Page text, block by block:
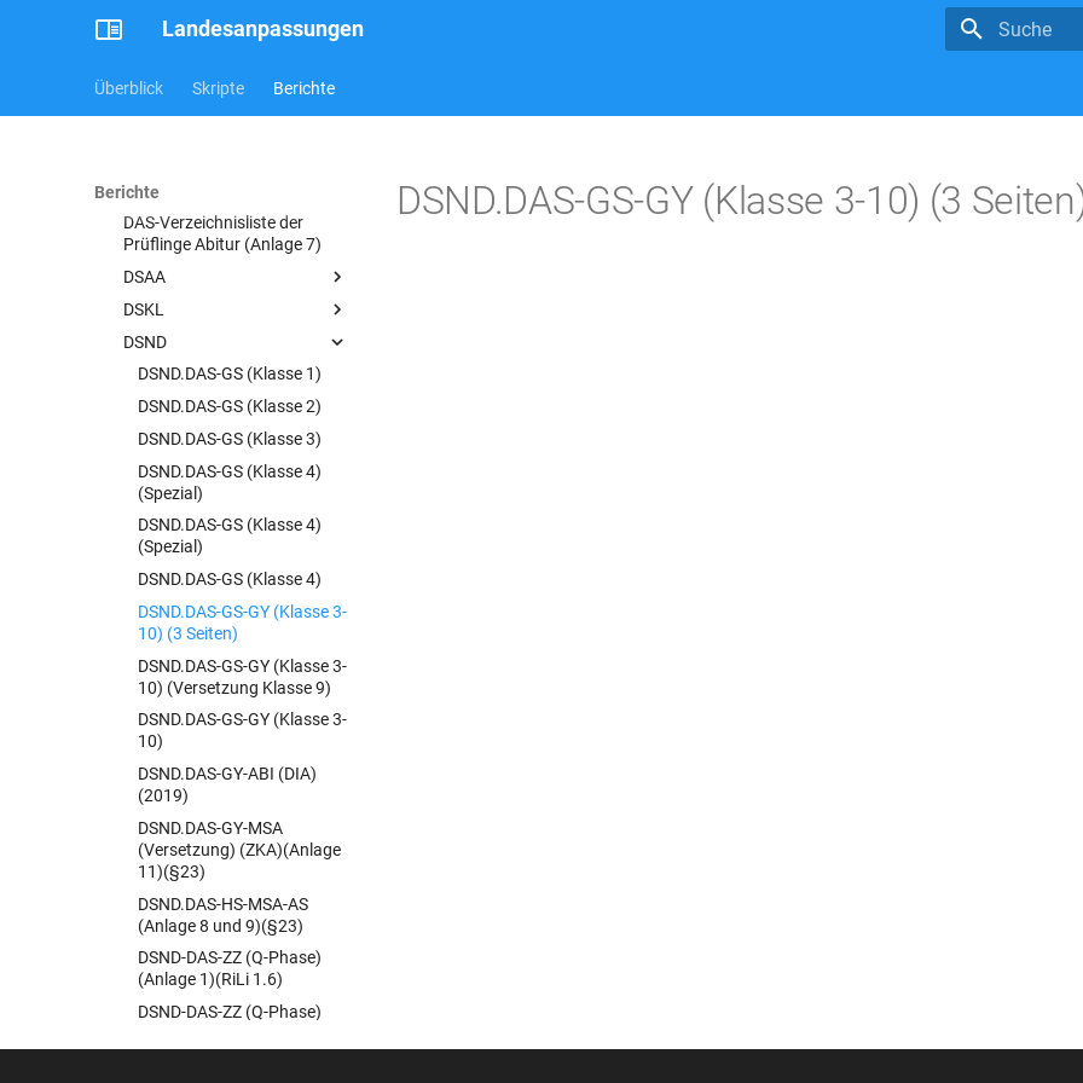
Landesanpassungen
Überblick Skripte Berichte
Berichte
DAS-Zeugnis Gymnasium -
Mittlerer Schulabschluss
DAS-Verzeichnis der Prüflinge
(§ 14 Absatz (5) DIA-PO)
7)_Fachkuerzel
DAS-Verzeichnisliste der
Prüflinge Abitur (Anlage 7)
DSAA
DSAA.DAS-JZ-GS
DSAA.DAS-JZ-GS
DSAA.DAS-SekI+II-JZ
DSKL
DSKL.DAS-JZ (3-12)(2018)
DSKL.DAS-ZZ (Q-Phase 11-
12)(2018)
DSND.DAS-GS (Klasse 1)
DSND.DAS-GS (Klasse 2)
DSND
DSND.DAS-GS (Klasse 1)
DSND.DAS-GS (Klasse 2)
DSND.DAS-GS (Klasse 3)
DSND.DAS-GS (Klasse 4)
(Spezial)
DSND.DAS-GS (Klasse 4)
(Spezial)
DSND.DAS-GS (Klasse 4)
DSND.DAS-GS-GY (Klasse 3-
10) (3 Seiten)
DSND.DAS-GS-GY (Klasse 3-
10) (Versetzung Klasse 9)
DSND.DAS-GS-GY (Klasse 3-
10)
DSND.DAS-GY-ABI (DIA)
(2019)
DSND.DAS-GY-MSA
(Versetzung) (ZKA)(Anlage
11)(§23)
DSND.DAS-HS-MSA-AS
(Anlage 8 und 9)(§23)
DSND-DAS-ZZ (Q-Phase)
(Anlage 1)(RiLi 1.6)
DSND-DAS-ZZ (Q-Phase)
DSND.DAS-GS-GY (Klasse 3-10) (3